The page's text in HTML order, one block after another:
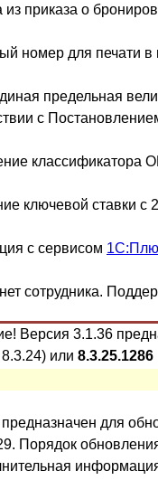
из приказа о
номер для печати в
предельная
с
классификатора
ключевой ставки с
с сервисом
сотрудника.
Версия 3.1.36
8.3.24) или 8.3.25.1286
предназначен для
Порядок